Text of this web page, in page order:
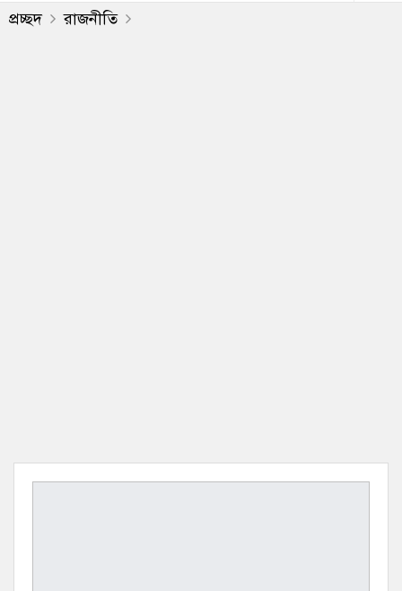
প্রচ্ছদ রাজনীতি